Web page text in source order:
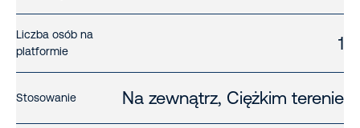
Liczba osób na
platformie
1
Stosowanie Na zewnątrz, Ciężkim terenie